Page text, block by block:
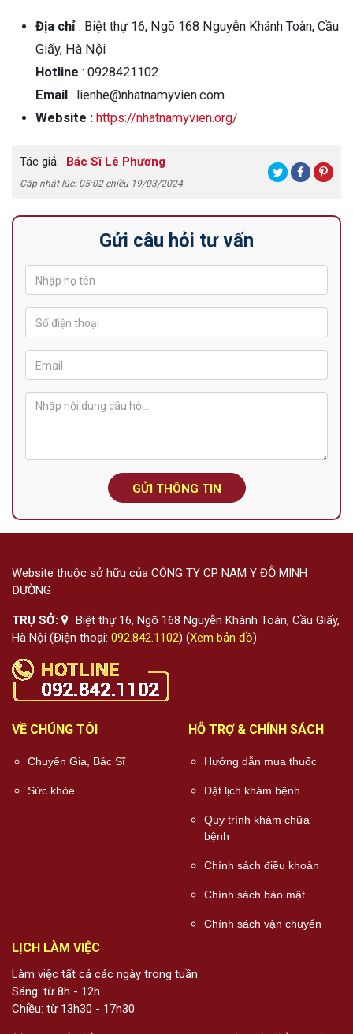
Địa chỉ : Biệt thự 16, Ngõ 168 Nguyễn Khánh Toàn, Cầu
Giấy, Hà Nội
Hotline : 0928421102
Email : lienhe@nhatnamyvien.com
Website : https://nhatnamyvien.org/
Tác giả: Bác Sĩ Lê Phương
Cập nhật lúc: 05:02 chiều 19/03/2024
Gửi câu hỏi tư vấn
GỬI THÔNG TIN
Website thuộc sở hữu của CÔNG TY CP NAM Y ĐỖ MINH
ĐƯỜNG
TRỤ SỞ:
Biệt thự 16, Ngõ 168 Nguyễn Khánh Toàn, Cầu Giấy,
Hà Nội (Điện thoại: 092.842.1102) (Xem bản đồ)
VỀ CHÚNG TÔI
Chuyên Gia, Bác Sĩ
Sức khỏe
HỖ TRỢ & CHÍNH SÁCH
Hướng dẫn mua thuốc
Đặt lịch khám bệnh
Quy trình khám chữa
bệnh
Chính sách điều khoản
Chính sách bảo mật
Chính sách vận chuyển
LỊCH LÀM VIỆC
Làm việc tất cả các ngày trong tuần
Sáng: từ 8h - 12h
Chiều: từ 13h30 - 17h30